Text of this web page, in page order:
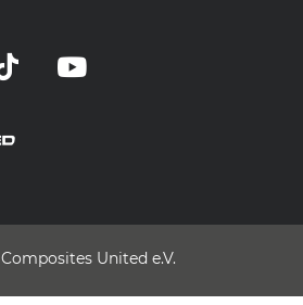
Composites United e.V.